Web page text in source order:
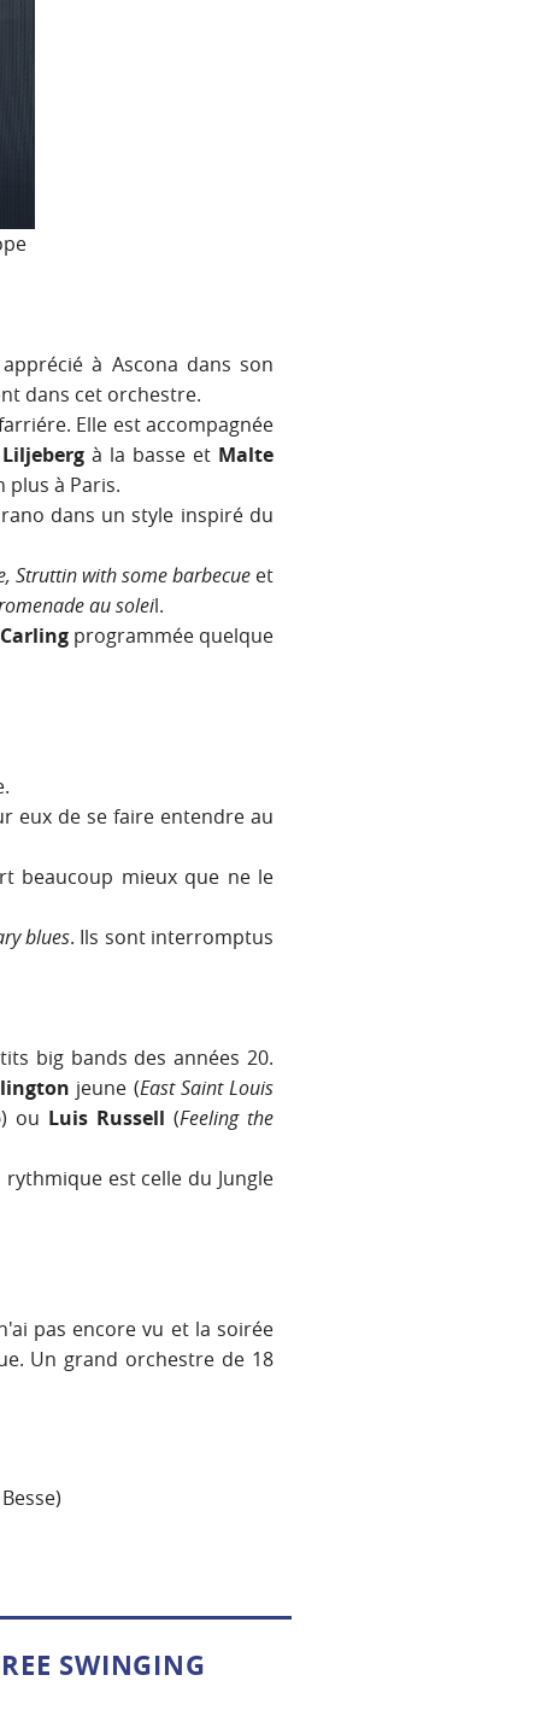
à Ascona dans son
dans cet orchestre.
Elle est accompagnée
à la basse et Malte
plus à Paris.
dans un style inspiré du
Struttin with some barbecue et
au soleil.
Carlingprogrammée quelque
eux de se faire entendre au
beaucoup mieux que ne le
blues. Ils sont interromptus
big bands des années 20.
jeune (East Saint Louis
) ou Luis Russell (Feeling the
est celle du Jungle
pas encore vu et la soirée
Un grand orchestre de 18
SWINGING